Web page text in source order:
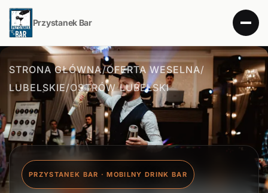
Przystanek Bar
STRONA GŁÓWNA/OFERTA WESELNA/
LUBELSKIE/OSTRÓW LUBELSKI
PRZYSTANEK BAR · MOBILNY DRINK BAR